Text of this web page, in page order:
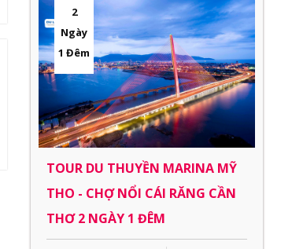
2
Ngày
1 Đêm
TOUR DU THUYỀN MARINA MỸ
THO - CHỢ NỔI CÁI RĂNG CẦN
THƠ 2 NGÀY 1 ĐÊM